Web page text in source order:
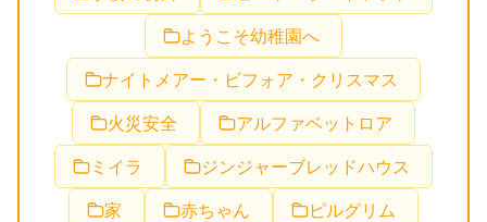
ようこそ幼稚園へ
ナイトメアー・ビフォア・クリスマス
火災安全
アルファベットロア
ミイラ
ジンジャーブレッドハウス
家
赤ちゃん
ピルグリム